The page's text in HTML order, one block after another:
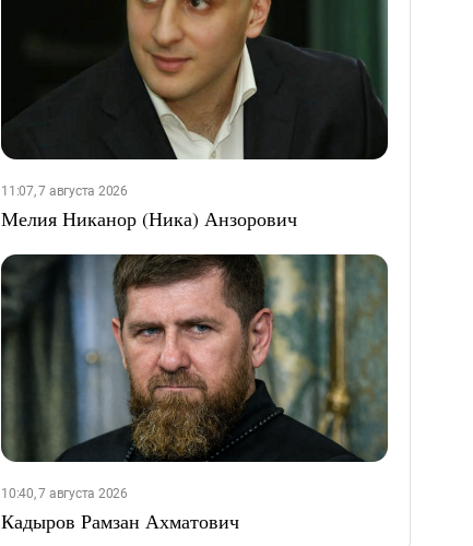
11:07, 7 августа 2026
Мелия Никанор (Ника) Анзорович
10:40, 7 августа 2026
Кадыров Рамзан Ахматович